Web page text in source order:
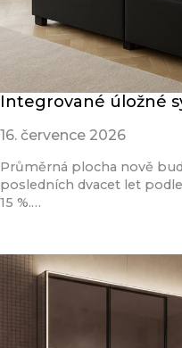
Integrované úložné
16. července 2026
Průměrná plocha nově
posledních dvacet let
15 %.…